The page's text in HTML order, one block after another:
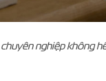
nghiệp không